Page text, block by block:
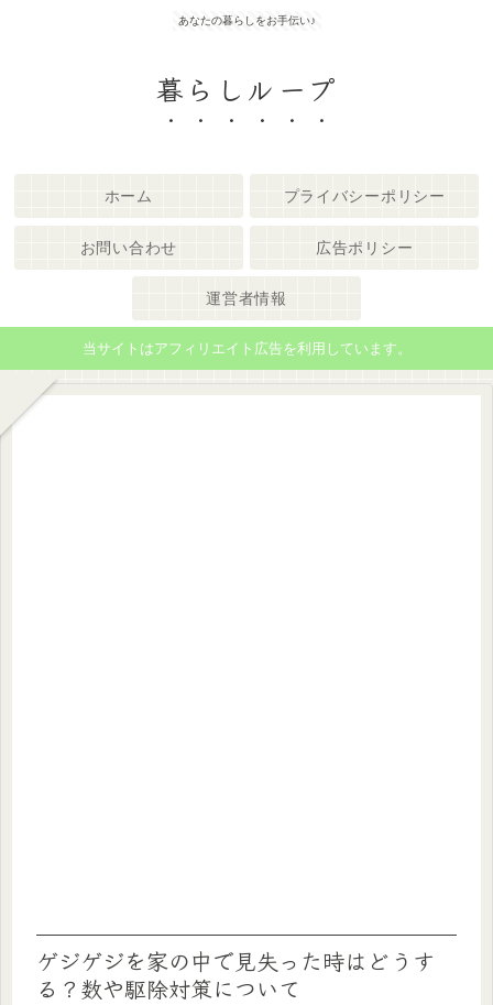
あなたの暮らしをお手伝い♪
暮らしループ
ホーム プライバシーポリシー
お問い合わせ 広告ポリシー
運営者情報
当サイトはアフィリエイト広告を利用しています。
ゲジゲジを家の中で見失った時はどうす
る？数や駆除対策について